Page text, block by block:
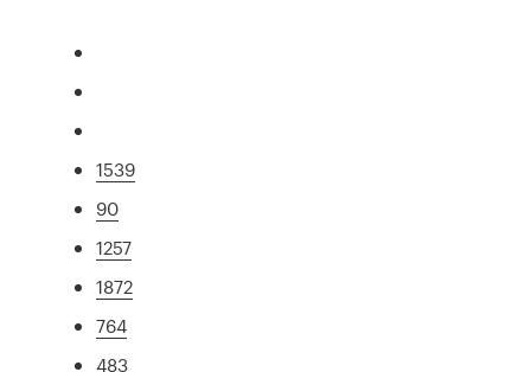
1539
90
1257
1872
764
483